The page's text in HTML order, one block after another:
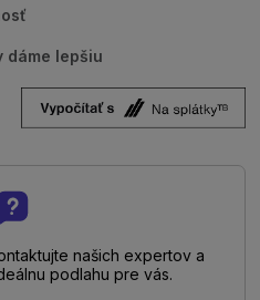
dáme lepšiu
našich expertov a
podlahu pre vás.